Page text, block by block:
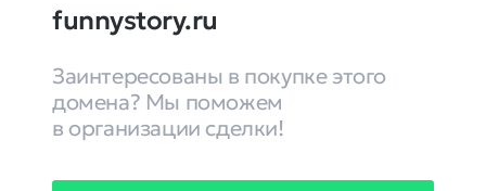
funnystory.ru
Заинтересованы в покупке этого
домена? Мы поможем
в организации сделки!